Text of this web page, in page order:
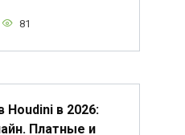
81
Houdini в 2026:
Платные и